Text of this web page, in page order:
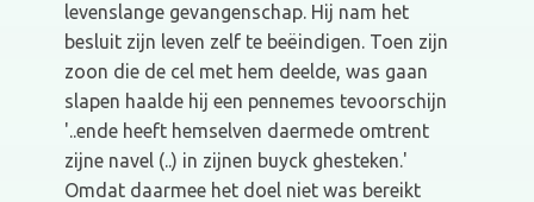
levenslange gevangenschap. Hij nam het
besluit zijn leven zelf te beëindigen. Toen zijn
zoon die de cel met hem deelde, was gaan
slapen haalde hij een pennemes tevoorschijn
'..ende heeft hemselven daermede omtrent
zijne navel (..) in zijnen buyck ghesteken.'
Omdat daarmee het doel niet was bereikt